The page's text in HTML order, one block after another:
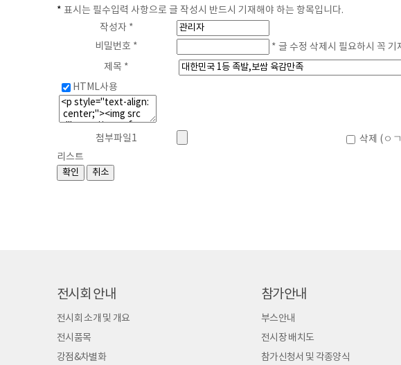
* 표시는 필수입력 사항으로 글 작성시 반드시 기재해야 하는 항목입니다.
작성자 *
비밀번호 *
* 글 수정 삭제시 필요하시 꼭 기
제목 *
HTML사용
첨부파일1 삭제 (ㅇ
리스트
전시회 안내
전시회 소개 및 개요
전시품목
강점&차별화
참가안내
부스안내
전시장 배치도
참가신청서 및 각종양식